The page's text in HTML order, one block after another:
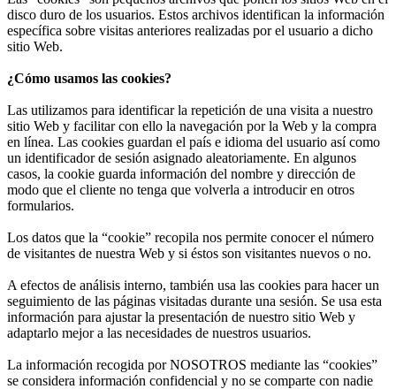
disco duro de los usuarios. Estos archivos identifican la información
específica sobre visitas anteriores realizadas por el usuario a dicho
sitio Web.
¿Cómo usamos las cookies?
Las utilizamos para identificar la repetición de una visita a nuestro
sitio Web y facilitar con ello la navegación por la Web y la compra
en línea. Las cookies guardan el país e idioma del usuario así como
un identificador de sesión asignado aleatoriamente. En algunos
casos, la cookie guarda información del nombre y dirección de
modo que el cliente no tenga que volverla a introducir en otros
formularios.
Los datos que la “cookie” recopila nos permite conocer el número
de visitantes de nuestra Web y si éstos son visitantes nuevos o no.
A efectos de análisis interno, también usa las cookies para hacer un
seguimiento de las páginas visitadas durante una sesión. Se usa esta
información para ajustar la presentación de nuestro sitio Web y
adaptarlo mejor a las necesidades de nuestros usuarios.
La información recogida por NOSOTROS mediante las “cookies”
se considera información confidencial y no se comparte con nadie